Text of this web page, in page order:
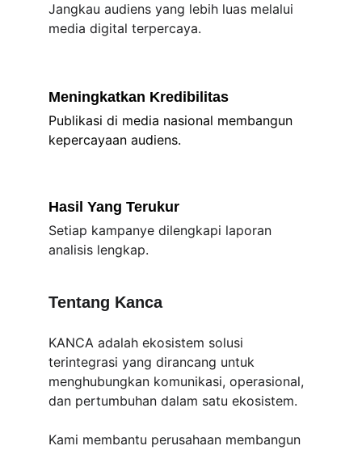
Jangkau audiens yang lebih luas melalui
media digital terpercaya.
Meningkatkan Kredibilitas
Publikasi di media nasional membangun
kepercayaan audiens.
Setiap kampanye dilengkapi laporan
analisis lengkap.
Hasil Yang Terukur
Tentang Kanca
KANCA adalah ekosistem solusi
terintegrasi yang dirancang untuk
menghubungkan komunikasi, operasional,
dan pertumbuhan dalam satu ekosistem.
Kami membantu perusahaan membangun